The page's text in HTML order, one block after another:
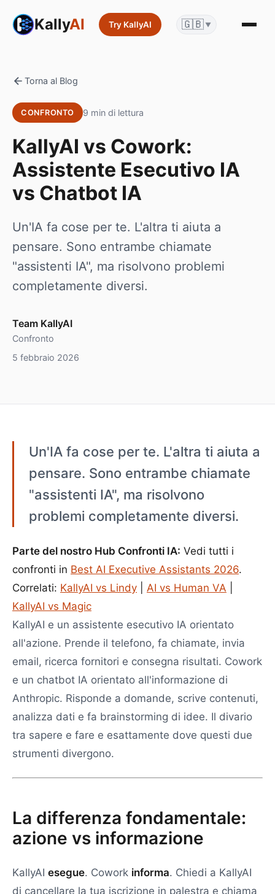
KallyAI Try KallyAI 🇬🇧 ▼
Torna al Blog
CONFRONTO 9 min di lettura
KallyAI vs Cowork:
Assistente Esecutivo IA
vs Chatbot IA
Un'IA fa cose per te. L'altra ti aiuta a
pensare. Sono entrambe chiamate
"assistenti IA", ma risolvono problemi
completamente diversi.
Team KallyAI
Confronto
5 febbraio 2026
Un'IA fa cose per te. L'altra ti aiuta a
pensare. Sono entrambe chiamate
"assistenti IA", ma risolvono
problemi completamente diversi.
Parte del nostro Hub Confronti IA: Vedi tutti i
confronti in Best AI Executive Assistants 2026.
Correlati: KallyAI vs Lindy AI vs Human VA
KallyAI vs Magic
KallyAI e un assistente esecutivo IA orientato
all'azione. Prende il telefono, fa chiamate, invia
email, ricerca fornitori e consegna risultati. Cowork
e un chatbot IA orientato all'informazione di
Anthropic. Risponde a domande, scrive contenuti,
analizza dati e fa brainstorming di idee. Il divario
tra sapere e fare e esattamente dove questi due
strumenti divergono.
La differenza fondamentale:
azione vs informazione
KallyAI esegue. Cowork informa. Chiedi a KallyAI
di cancellare la tua iscrizione in palestra e chiama